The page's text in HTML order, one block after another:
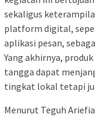
sekaligus
platform digital,
aplikasi pesan,
Yang akhirnya,
tangga dapat
tingkat lokal tetapi
Menurut Teguh